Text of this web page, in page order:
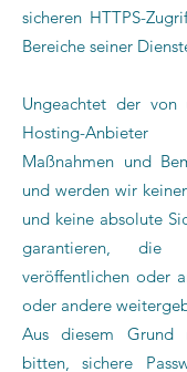
sicheren HTTPS-
Bereiche seiner
Ungeachtet der von
Hosting-
Maßnahmen und
und werden wir
und keine absolute
garantieren, die
veröffentlichen oder
oder andere
Aus diesem Grund
bitten, sichere